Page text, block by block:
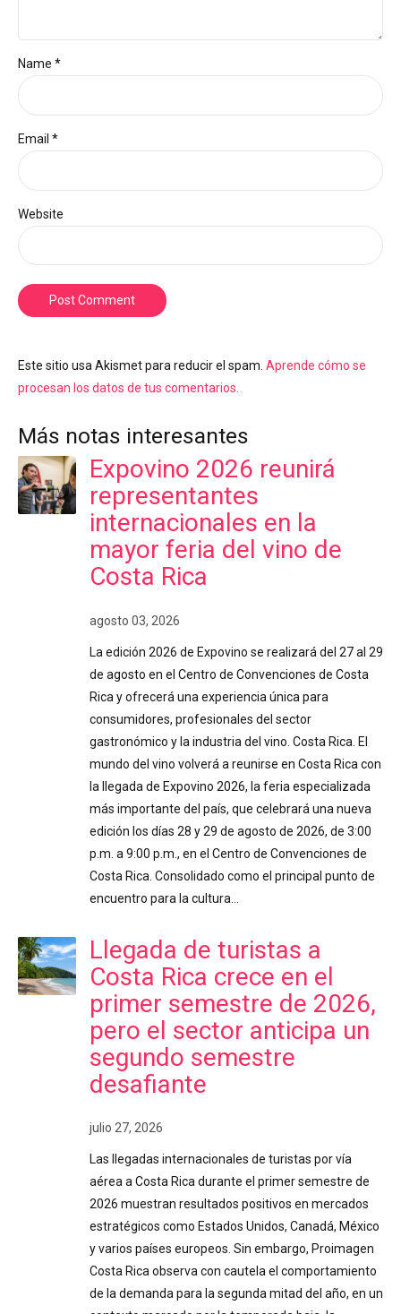
Name *
Email *
Website
Post Comment
Este sitio usa Akismet para reducir el spam. Aprende cómo se
procesan los datos de tus comentarios.
Más notas interesantes
Expovino 2026 reunirá
representantes
internacionales en la
mayor feria del vino de
Costa Rica
agosto 03, 2026
La edición 2026 de Expovino se realizará del 27 al 29
de agosto en el Centro de Convenciones de Costa
Rica y ofrecerá una experiencia única para
consumidores, profesionales del sector
gastronómico y la industria del vino. Costa Rica. El
mundo del vino volverá a reunirse en Costa Rica con
la llegada de Expovino 2026, la feria especializada
más importante del país, que celebrará una nueva
edición los días 28 y 29 de agosto de 2026, de 3:00
p.m. a 9:00 p.m., en el Centro de Convenciones de
Costa Rica. Consolidado como el principal punto de
encuentro para la cultura…
Llegada de turistas a
Costa Rica crece en el
primer semestre de 2026,
pero el sector anticipa un
segundo semestre
desafiante
julio 27, 2026
Las llegadas internacionales de turistas por vía
aérea a Costa Rica durante el primer semestre de
2026 muestran resultados positivos en mercados
estratégicos como Estados Unidos, Canadá, México
y varios países europeos. Sin embargo, Proimagen
Costa Rica observa con cautela el comportamiento
de la demanda para la segunda mitad del año, en un